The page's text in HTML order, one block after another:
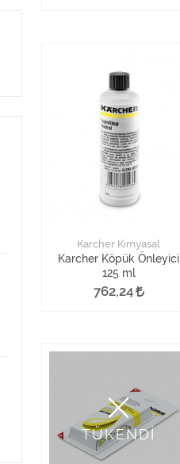
Karcher Kimyasal
Karcher Köpük Önleyici
125 ml
762,24
TÜKENDİ